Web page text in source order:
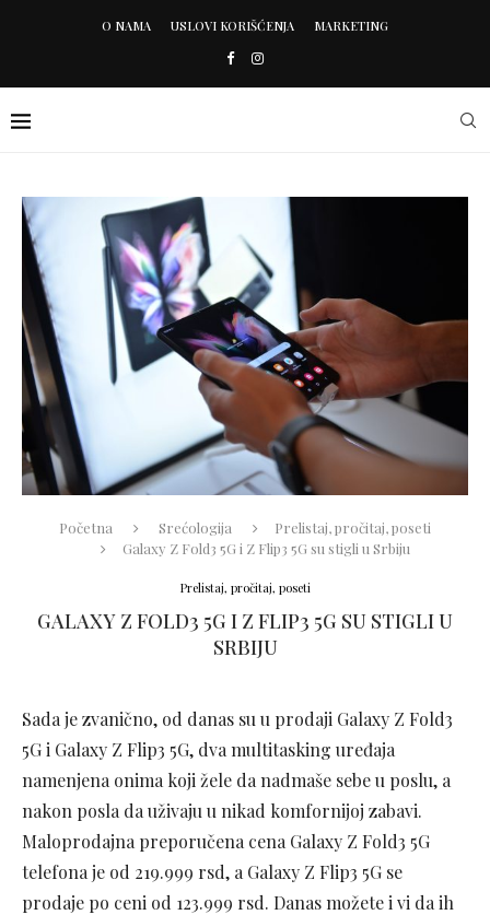
O NAMA USLOVI KORIŠĆENJA MARKETING
Početna Srećologija
Prelistaj, pročitaj, poseti
Galaxy Z Fold3 5G i Z Flip3 5G su stigli u Srbiju
Prelistaj, pročitaj, poseti
GALAXY Z FOLD3 5G I Z FLIP3 5G SU STIGLI U
SRBIJU
Sada je zvanično, od danas su u prodaji Galaxy Z Fold3
5G i Galaxy Z Flip3 5G, dva multitasking uređaja
namenjena onima koji žele da nadmaše sebe u poslu, a
nakon posla da uživaju u nikad komfornijoj zabavi.
Maloprodajna preporučena cena Galaxy Z Fold3 5G
telefona je od 219.999 rsd, a Galaxy Z Flip3 5G se
prodaje po ceni od 123.999 rsd. Danas možete i vi da ih